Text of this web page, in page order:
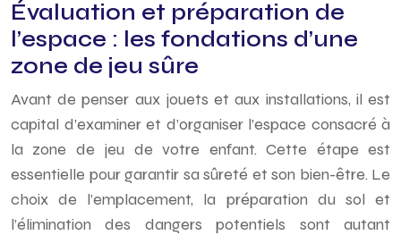
Évaluation et préparation de
l’espace : les fondations d’une
zone de jeu sûre
Avant de penser aux jouets et aux installations, il est
capital d’examiner et d’organiser l’espace consacré à
la zone de jeu de votre enfant. Cette étape est
essentielle pour garantir sa sûreté et son bien-être. Le
choix de l’emplacement, la préparation du sol et
l’élimination des dangers potentiels sont autant